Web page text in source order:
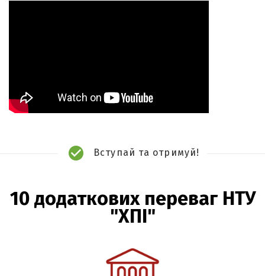
Вступай та отримуй!
10 додаткових переваг НТУ
"ХПІ"